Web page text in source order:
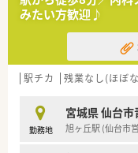
専門知識を学び、
■チームワークを
ュニケーション
【求人情報について
■仙台市内では大
■勤務時間は平日
務日数や時間帯
■土日祝日が固定
みたい方歓迎♪
駅チカ 残業なし(ほぼ
勤務地
宮城県 仙台市
旭ヶ丘駅 (仙台市